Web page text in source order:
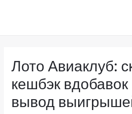
Лото Авиаклуб:
кешбэк
вывод